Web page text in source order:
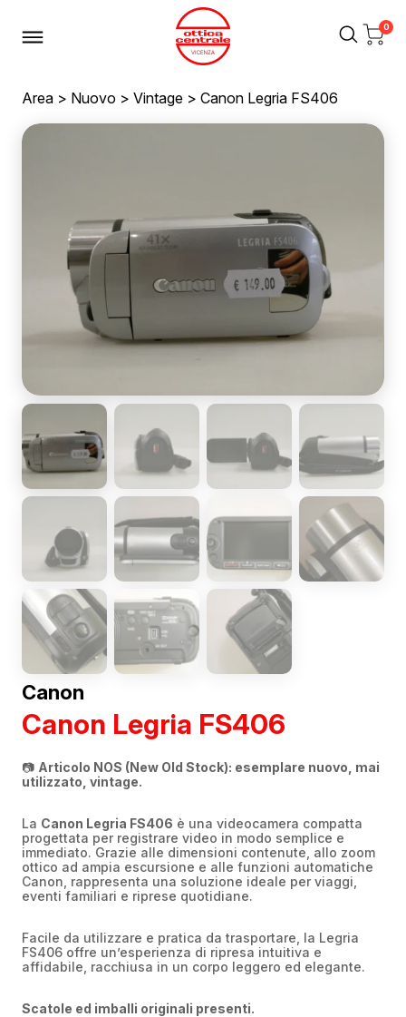
0
Area > Nuovo > Vintage > Canon Legria FS406
Canon
Canon Legria FS406
📷 Articolo NOS (New Old Stock): esemplare nuovo, mai
utilizzato, vintage.
La Canon Legria FS406 è una videocamera compatta
progettata per registrare video in modo semplice e
immediato. Grazie alle dimensioni contenute, allo zoom
ottico ad ampia escursione e alle funzioni automatiche
Canon, rappresenta una soluzione ideale per viaggi,
eventi familiari e riprese quotidiane.
Facile da utilizzare e pratica da trasportare, la Legria
FS406 offre un’esperienza di ripresa intuitiva e
affidabile, racchiusa in un corpo leggero ed elegante.
Scatole ed imballi originali presenti.